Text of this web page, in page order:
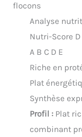
flocons
Analyse
Nutri-Score D
A B C D E
Riche en
Plat
Synthèse
Profil : Plat
combinant